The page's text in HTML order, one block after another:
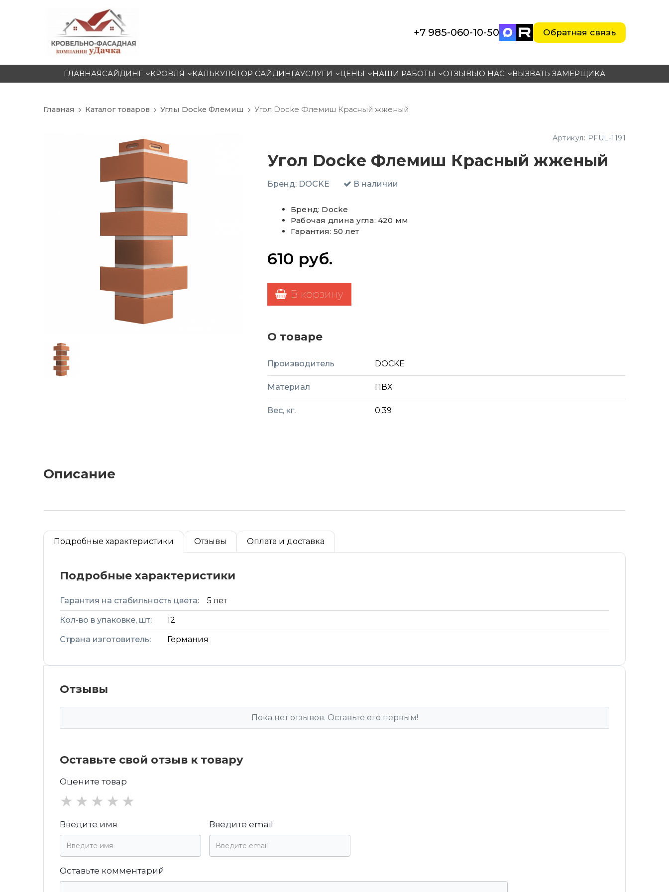
Обратная связь
+7 985-060-10-50
ГЛАВНАЯСАЙДИНГ КРОВЛЯ КАЛЬКУЛЯТОР САЙДИНГАУСЛУГИ ЦЕНЫ НАШИ РАБОТЫ ОТЗЫВЫО НАС ВЫЗВАТЬ ЗАМЕРЩИКА
Главная Каталог товаров Углы Docke Флемиш Угол Docke Флемиш Красный жженый
Артикул: PFUL-1191
Угол Docke Флемиш Красный жженый
Бренд: DOCKE В наличии
Бренд: Docke
Рабочая длина угла: 420 мм
Гарантия: 50 лет
610 руб.
В корзину
О товаре
Производитель DOCKE
Материал ПВХ
Вес, кг. 0.39
Описание
Подробные характеристики Отзывы Оплата и доставка
Подробные характеристики
Гарантия на стабильность цвета: 5 лет
Кол-во в упаковке, шт: 12
Страна изготовитель: Германия
Отзывы
Пока нет отзывов. Оставьте его первым!
Оставьте свой отзыв к товару
Оцените товар
★
★
★
★
★
Введите имя Введите email
Оставьте комментарий